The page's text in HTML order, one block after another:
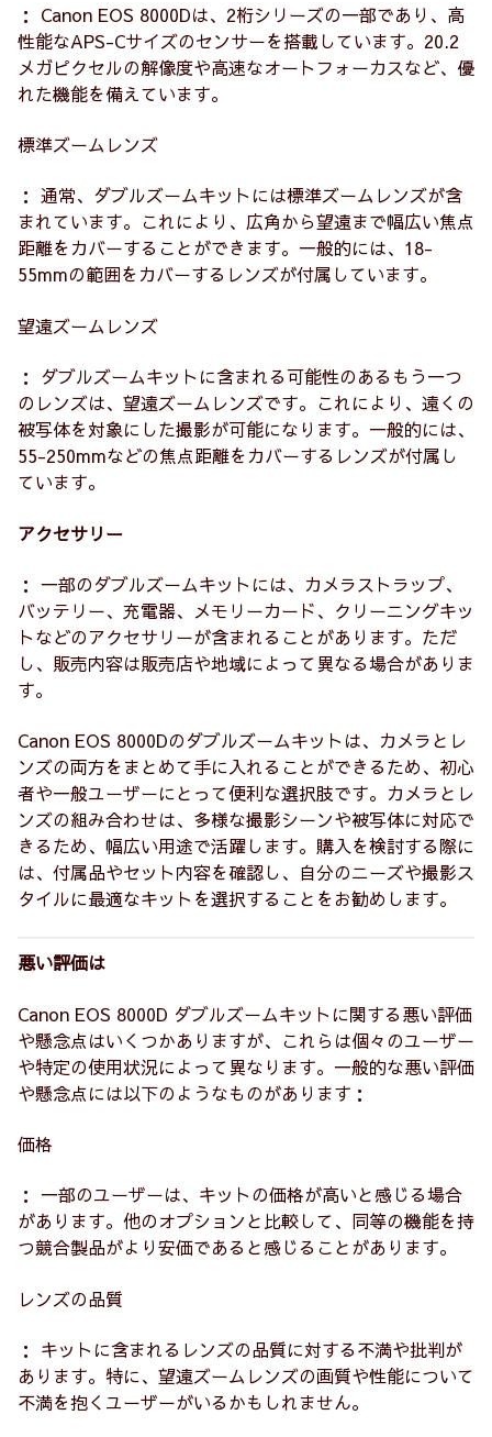
： Canon EOS 8000Dは、2桁シリーズの一部であり、高
性能なAPS-Cサイズのセンサーを搭載しています。20.2
メガピクセルの解像度や高速なオートフォーカスなど、優
れた機能を備えています。
標準ズームレンズ
： 通常、ダブルズームキットには標準ズームレンズが含
まれています。これにより、広角から望遠まで幅広い焦点
距離をカバーすることができます。一般的には、18-
55mmの範囲をカバーするレンズが付属しています。
望遠ズームレンズ
： ダブルズームキットに含まれる可能性のあるもう一つ
のレンズは、望遠ズームレンズです。これにより、遠くの
被写体を対象にした撮影が可能になります。一般的には、
55-250mmなどの焦点距離をカバーするレンズが付属し
ています。
アクセサリー
： 一部のダブルズームキットには、カメラストラップ、
バッテリー、充電器、メモリーカード、クリーニングキッ
トなどのアクセサリーが含まれることがあります。ただ
し、販売内容は販売店や地域によって異なる場合がありま
す。
Canon EOS 8000Dのダブルズームキットは、カメラとレ
ンズの両方をまとめて手に入れることができるため、初心
者や一般ユーザーにとって便利な選択肢です。カメラとレ
ンズの組み合わせは、多様な撮影シーンや被写体に対応で
きるため、幅広い用途で活躍します。購入を検討する際に
は、付属品やセット内容を確認し、自分のニーズや撮影ス
タイルに最適なキットを選択することをお勧めします。
悪い評価は
Canon EOS 8000D ダブルズームキットに関する悪い評価
や懸念点はいくつかありますが、これらは個々のユーザー
や特定の使用状況によって異なります。一般的な悪い評価
や懸念点には以下のようなものがあります：
価格
： 一部のユーザーは、キットの価格が高いと感じる場合
があります。他のオプションと比較して、同等の機能を持
つ競合製品がより安価であると感じることがあります。
レンズの品質
： キットに含まれるレンズの品質に対する不満や批判が
あります。特に、望遠ズームレンズの画質や性能について
不満を抱くユーザーがいるかもしれません。